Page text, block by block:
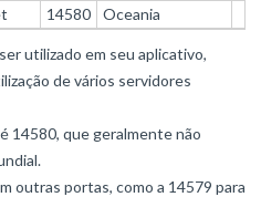
14580 Oceania
utilizado em seu aplicativo,
de vários servidores
14580, que geralmente não
outras portas, como a 14579 para